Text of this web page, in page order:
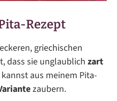
Rezept
griechischen
dass sie unglaublich zart
aus meinem Pita-
zaubern.